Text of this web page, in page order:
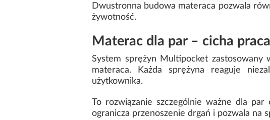
Dwustronna budowa materaca pozwala
żywotność.
Materac dla par – cicha
System sprężyn Multipocket
materaca. Każda sprężyna reaguje
użytkownika.
To rozwiązanie szczególnie ważne dla
ogranicza przenoszenie drgań i pozwala na